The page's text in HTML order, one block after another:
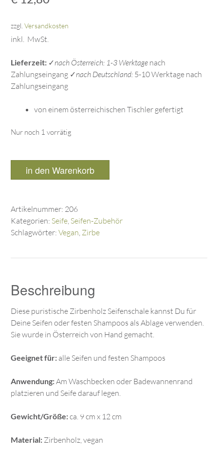
zzgl. Versandkosten
inkl. MwSt.
Lieferzeit: ✓nach Österreich: 1-3 Werktage nach
Zahlungseingang ✓nach Deutschland: 5-10 Werktage nach
Zahlungseingang
von einem österreichischen Tischler gefertigt
Nur noch 1 vorrätig
in den Warenkorb
Artikelnummer: 206
Kategorien: Seife, Seifen-Zubehör
Schlagwörter: Vegan, Zirbe
Beschreibung
Diese puristische Zirbenholz Seifenschale kannst Du für
Deine Seifen oder festen Shampoos als Ablage verwenden.
Sie wurde in Österreich von Hand gemacht.
Geeignet für: alle Seifen und festen Shampoos
Anwendung:Am Waschbecken oder Badewannenrand
platzieren und Seife darauf legen.
Gewicht/Größe:ca. 9 cm x 12 cm
Material: Zirbenholz, vegan